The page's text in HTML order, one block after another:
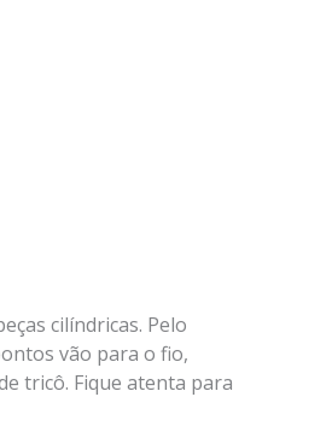
cilíndricas. Pelo
vão para o fio,
tricô. Fique atenta para